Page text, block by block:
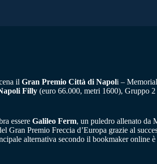
il Gran Premio Città di Napoli –
Filly (euro 66.000, metri 1600), Gruppo
essere Galileo Ferm, un puledro allenato da
Gran Premio Freccia d’Europa grazie al
alternativa secondo il bookmaker online